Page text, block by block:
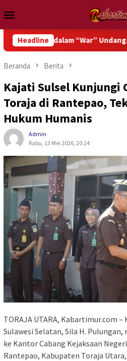
ke
kontenMobile
Headline
“War” Undangan Upacara
Beranda Berita
Kajati Sulsel Kunjungi
Toraja di Rantepao,
Hukum Humanis
Admin
Rabu, 13 Mei 2026, 20:24
TORAJA UTARA, Kabartimur.com
Sulawesi Selatan, Sila H.
ke Kantor Cabang Kejaksaan
Rantepao, Kabupaten Toraja